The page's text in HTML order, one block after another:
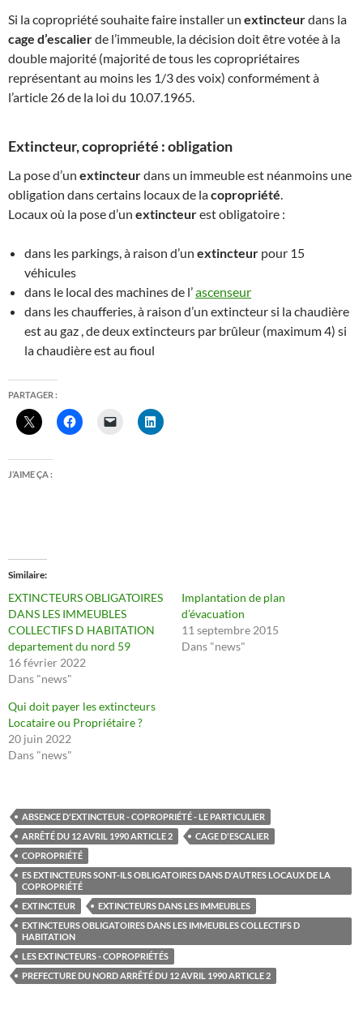
Si la copropriété souhaite faire installer un extincteurdans la
cage d’escalierde l’immeuble, la décision doit être votée à la
double majorité (majorité de tous les copropriétaires
représentant au moins les 1/3 des voix) conformément à
l’article 26 de la loi du 10.07.1965.
Extincteur, copropriété : obligation
La pose d’un extincteurdans un immeuble est néanmoins une
obligation dans certains locaux de lacopropriété
Locaux où la pose d’un extincteurest obligatoire :
dans les parkings, à raison d’un extincteur pour 15
véhicules
dans le local des machines de l’ascenseur
dans les chaufferies, à raison d’un extincteur si la chaudière
est au gaz , de deux extincteurs par brûleur (maximum 4) si
la chaudière est au fioul
PARTAGER :
J’AIME ÇA :
Similaire
EXTINCTEURS OBLIGATOIRES
DANS LES IMMEUBLES
COLLECTIFS D HABITATION
departement du nord 59
16 février 2022
Dans "news"
Implantation de plan
d’évacuation
11 septembre 2015
Dans "news"
Qui doit payer les extincteurs
Locataire ou Propriétaire ?
20 juin 2022
Dans "news"
ABSENCE D'EXTINCTEUR - COPROPRIÉTÉ - LE PARTICULIER
ARRÊTÉ DU 12 AVRIL 1990 ARTICLE 2
CAGE D'ESCALIER
COPROPRIÉTÉ
ES EXTINCTEURS SONT-ILS OBLIGATOIRES DANS D'AUTRES LOCAUX DE LA
COPROPRIÉTÉ
EXTINCTEUR
EXTINCTEURS DANS LES IMMEUBLES
EXTINCTEURS OBLIGATOIRES DANS LES IMMEUBLES COLLECTIFS D
HABITATION
LES EXTINCTEURS - COPROPRIÉTÉS
PREFECTURE DU NORD ARRÊTÉ DU 12 AVRIL 1990 ARTICLE 2